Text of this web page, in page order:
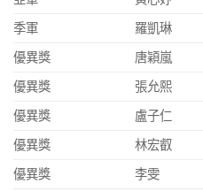
季軍
羅凱琳
優異獎
唐穎嵐
優異獎
張允熙
優異獎
盧子仁
優異獎
林宏叡
優異獎
李雯